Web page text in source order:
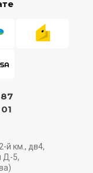
й км., дв4,
Д-5,